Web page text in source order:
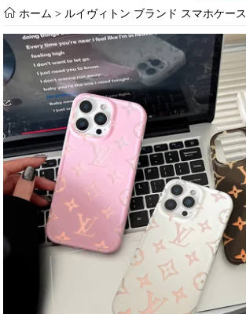
ホーム > ルイヴィトン ブランド スマホケース